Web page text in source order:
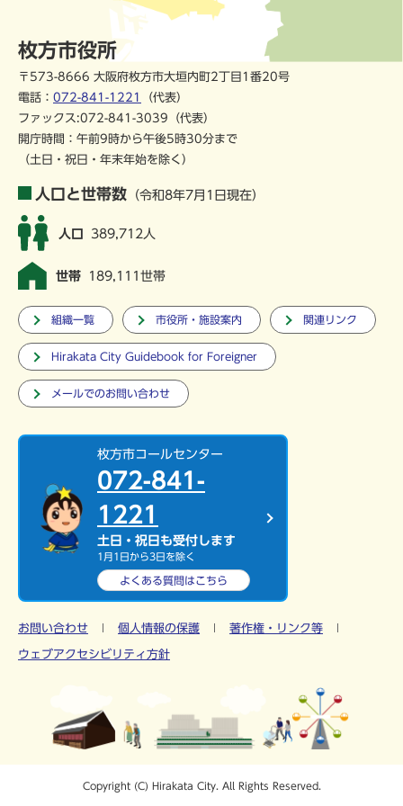
枚方市役所
〒573-8666 大阪府枚方市大垣内町2丁目1番20号
電話： 072-841-1221
（代表）
ファックス:072-841-3039（代表）
開庁時間：午前9時から午後5時30分まで
（土日・祝日・年末年始を除く）
人口と世帯数 （令和8年7月1日現在）
人口 389,712人
世帯 189,111世帯
組織一覧 市役所・施設案内 関連リンク
Hirakata City Guidebook for Foreigner
メールでのお問い合わせ
枚方市コールセンター
072-841-
1221
土日・祝日も受付します
1月1日から3日を除く
よくある質問はこちら
お問い合わせ 個人情報の保護 著作権・リンク等
ウェブアクセシビリティ方針
Copyright (C) Hirakata City. All Rights Reserved.